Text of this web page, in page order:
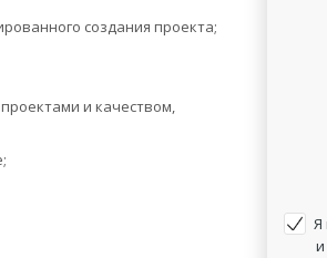
Я
создания проекта;
и качеством,